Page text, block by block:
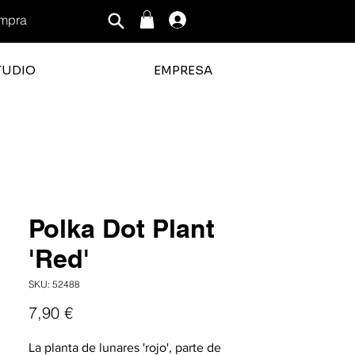
EMPRESA
Polka Dot Plant
'Red'
SKU: 52488
7,90 €Precio
La planta de lunares 'rojo', parte de